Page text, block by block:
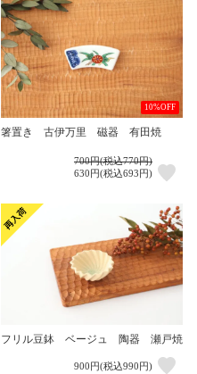
10%OFF
箸置き 古伊万里 磁器 有田焼
700円(税込770円)
630円(税込693円)
フリル豆鉢 ベージュ 陶器 瀬戸焼
900円(税込990円)